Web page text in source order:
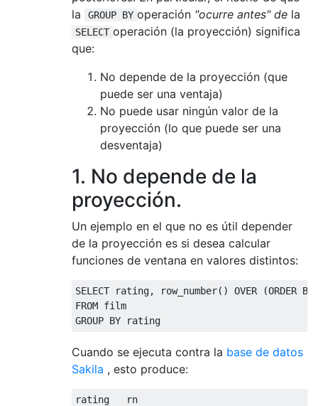
la
GROUP BY operación "ocurre antes" de la
SELECT operación (la proyección) significa
que:
No depende de la proyección (que
puede ser una ventaja)
No puede usar ningún valor de la
proyección (lo que puede ser una
desventaja)
1. No depende de la
proyección.
Un ejemplo en el que no es útil depender
de la proyección es si desea calcular
funciones de ventana en valores distintos:
SELECT rating, row_number() OVER (ORDER BY
FROM
GROUP BY rating
Cuando se ejecuta contra la base de datos
Sakila , esto produce:
rating   rn